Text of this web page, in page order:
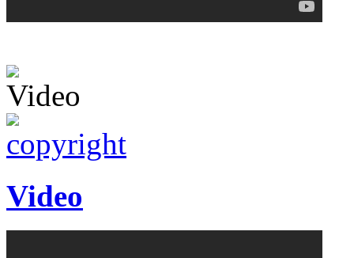
Video